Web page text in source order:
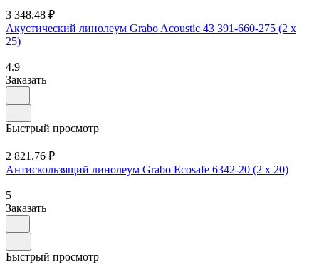
3 348.48 ₽
Акустический линолеум Grabo Acoustic 43 391-660-275 (2 х
25)
4.9
Заказать
Быстрый просмотр
2 821.76 ₽
Антискользящий линолеум Grabo Ecosafe 6342-20 (2 х 20)
5
Заказать
Быстрый просмотр